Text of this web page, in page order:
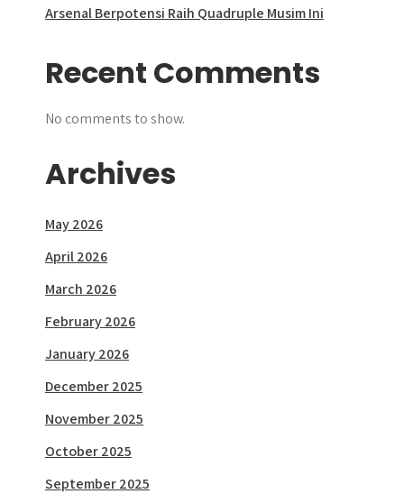
Arsenal Berpotensi Raih Quadruple Musim Ini
Recent Comments
No comments to show.
Archives
May 2026
April 2026
March 2026
February 2026
January 2026
December 2025
November 2025
October 2025
September 2025